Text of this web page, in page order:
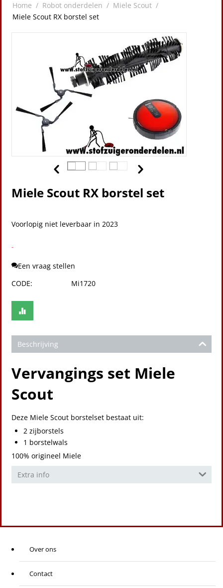
Home / Robot onderdelen / Miele Scout /
Miele Scout RX borstel set
Miele Scout RX borstel set
Voorlopig niet leverbaar in 2023
-
Een vraag stellen
CODE:
Mi1720
Beschrijving
Vervangings set Miele
Scout
Deze Miele Scout borstelset bestaat uit:
2 zijborstels
1 borstelwals
100% origineel Miele
Extra info
Over ons
Contact